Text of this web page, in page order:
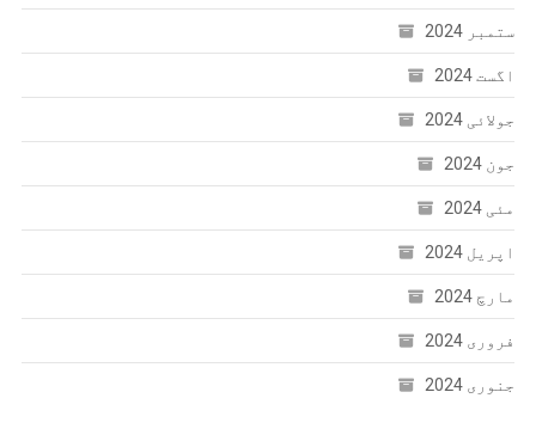
ستمبر 2024
اگست 2024
جولائی 2024
جون 2024
مئی 2024
اپریل 2024
مارچ 2024
فروری 2024
جنوری 2024